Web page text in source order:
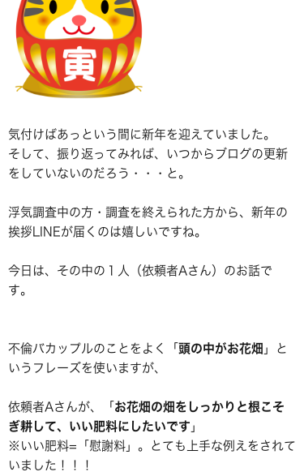
気付けばあっという間に新年を迎えていました。
そして、振り返ってみれば、いつからブログの更新
をしていないのだろう・・・と。
浮気調査中の方・調査を終えられた方から、新年の
挨拶LINEが届くのは嬉しいですね。
今日は、その中の１人（依頼者Aさん）のお話で
す。
不倫バカップルのことをよく「 頭の中がお花畑 」と
いうフレーズを使いますが、
依頼者Aさんが、「 お花畑の畑をしっかりと根こそ
ぎ耕して、いい肥料にしたいです 」
※いい肥料=「慰謝料」。とても上手な例えをされて
いました！！！